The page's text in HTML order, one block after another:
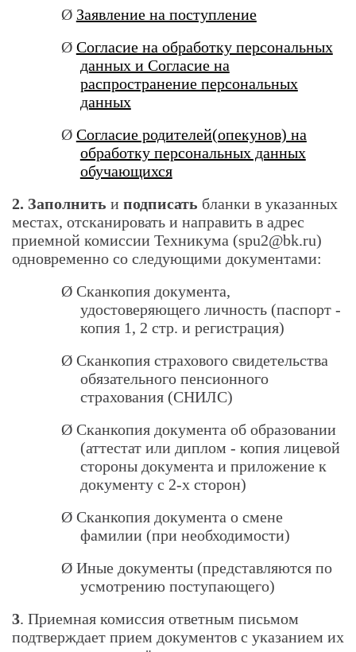
Ø Заявление на поступление
Ø Согласие на обработку персональных
данных и Согласие на
распространение персональных
данных
Ø Согласие родителей(опекунов) на
обработку персональных данных
обучающихся
2. Заполнить и подписать бланки в указанных
местах, отсканировать и направить в адрес
приемной комиссии Техникума (spu2@bk.ru)
одновременно со следующими документами:
Ø Сканкопия документа,
удостоверяющего личность (паспорт -
копия 1, 2 стр. и регистрация)
Ø Сканкопия страхового свидетельства
обязательного пенсионного
страхования (СНИЛС)
Ø Сканкопия документа об образовании
(аттестат или диплом - копия лицевой
стороны документа и приложение к
документу с 2-х сторон)
Ø Сканкопия документа о смене
фамилии (при необходимости)
Ø Иные документы (представляются по
усмотрению поступающего)
3. Приемная комиссия ответным письмом
подтверждает прием документов с указанием их